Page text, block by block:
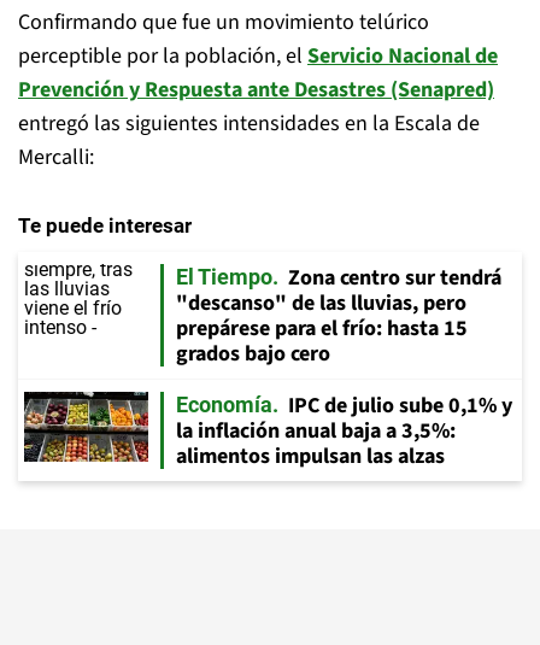
Confirmando que fue un movimiento telúrico
perceptible por la población, el Servicio Nacional de
Prevención y Respuesta ante Desastres (Senapred)
entregó las siguientes intensidades en la Escala de
Mercalli:
Te puede interesar
El Tiempo
Zona centro sur tendrá
"descanso" de las lluvias, pero
prepárese para el frío: hasta 15
grados bajo cero
Economía
IPC de julio sube 0,1% y
la inflación anual baja a 3,5%:
alimentos impulsan las alzas